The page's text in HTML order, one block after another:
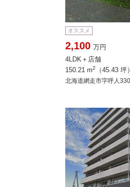
オススメ
2,100 万円
4LDK＋店舗
150.21 m2 （45.43 坪
北海道網走市字呼人